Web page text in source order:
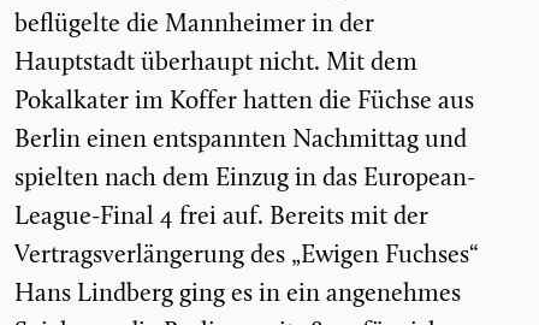
beflügelte die Mannheimer in der
Hauptstadt überhaupt nicht. Mit dem
Pokalkater im Koffer hatten die Füchse aus
Berlin einen entspannten Nachmittag und
spielten nach dem Einzug in das European-
League-Final 4 frei auf. Bereits mit der
Vertragsverlängerung des „Ewigen Fuchses“
Hans Lindberg ging es in ein angenehmes